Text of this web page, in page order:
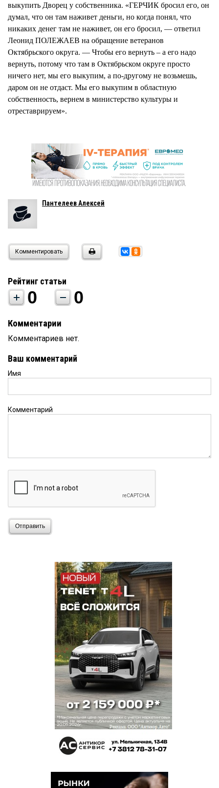
выкупить Дворец у собственника. «ГЕРЧИК бросил его, он
думал, что он там наживет деньги, но когда понял, что
никаких денег там не наживет, он его бросил, — ответил
Леонид ПОЛЕЖАЕВ на обращение ветеранов
Октябрьского округа. — Чтобы его вернуть – а его надо
вернуть, потому что там в Октябрьском округе просто
ничего нет, мы его выкупим, а по-другому не возьмешь,
даром он не отдаст. Мы его выкупим в областную
собственность, вернем в министерство культуры и
отреставрируем».
Пантелеев Алексей
Комментировать
Рейтинг статьи
0 0
Комментарии
Комментариев нет.
Ваш комментарий
Имя
Комментарий
Отправить